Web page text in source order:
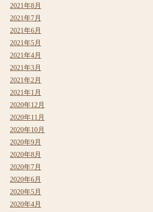
2021年8月
2021年7月
2021年6月
2021年5月
2021年4月
2021年3月
2021年2月
2021年1月
2020年12月
2020年11月
2020年10月
2020年9月
2020年8月
2020年7月
2020年6月
2020年5月
2020年4月